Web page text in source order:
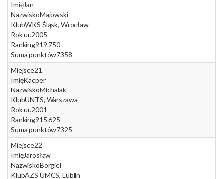
ImięJan
NazwiskoMajowski
KlubWKS Śląsk, Wrocław
Rok ur.2005
Ranking919.750
Suma punktów7358
Miejsce21
ImięKacper
NazwiskoMichalak
KlubUNTS, Warszawa
Rok ur.2001
Ranking915.625
Suma punktów7325
Miejsce22
ImięJarosław
NazwiskoBorgiel
KlubAZS UMCS, Lublin